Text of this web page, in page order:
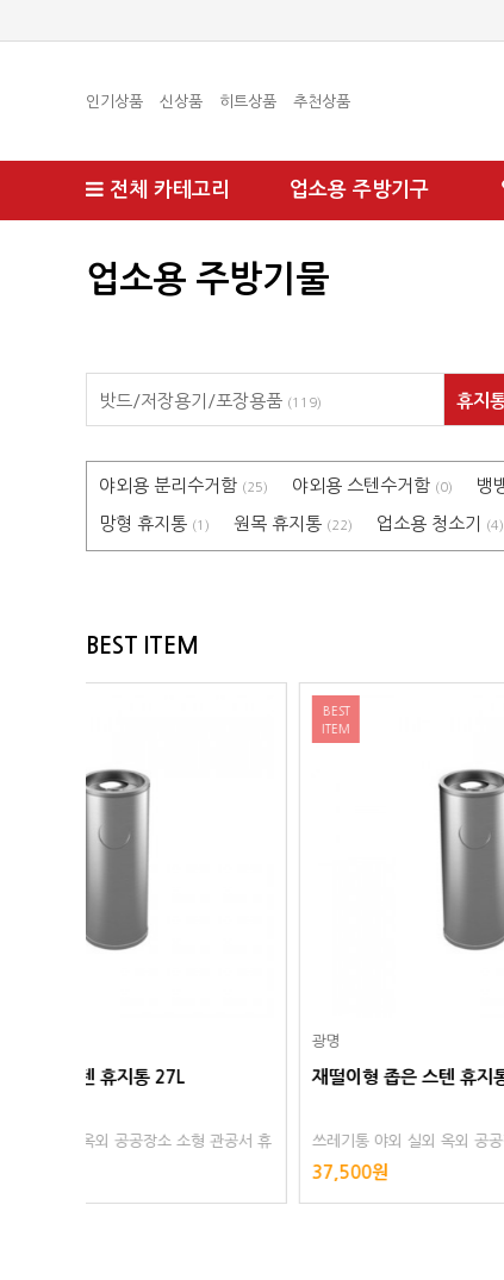
인기상품 신상품 히트상품 추천상품
전체 카테고리 업소용 주방기구
업소용 주방기물
밧드/저장용기/포장용품 (119) 휴지
야외용 분리수거함 (25) 야외용 스텐수거함 (0) 뱅
망형 휴지통 (1) 원목 휴지통 (22) 업소용 청소기 (4)
BEST ITEM
재떨이형 좁은 스텐 휴지통 21L
쓰레기통 야외 실외 옥외 공공장소 소형 관공서 휴
게소 공원 주차장 스테인레스 스텐리스 스텐레스
페달
페달
통